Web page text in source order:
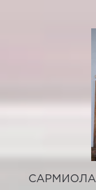
САРМИОЛА